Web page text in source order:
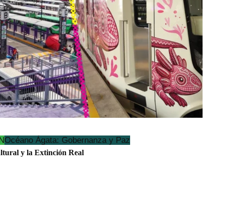
Océano Ágata: Gobernanza y Paz
y la Extinción Real